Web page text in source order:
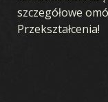
szczegółowe
Przekształcenia!